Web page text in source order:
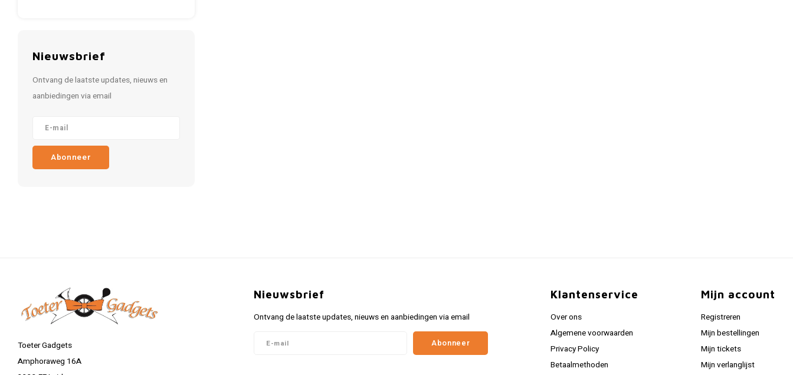
Nieuwsbrief
Ontvang de laatste updates, nieuws en
aanbiedingen via email
Abonneer
Toeter Gadgets
Amphoraweg 16A
Nieuwsbrief
Ontvang de laatste updates, nieuws en aanbiedingen via email
Abonneer
Klantenservice
Over ons
Algemene voorwaarden
Privacy Policy
Betaalmethoden
Mijn account
Registreren
Mijn bestellingen
Mijn tickets
Mijn verlanglijst